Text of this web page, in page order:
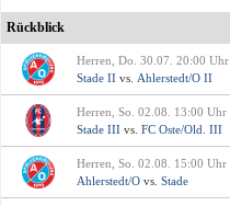
Rückblick
Herren, Do. 30.07. 20:00 Uhr
Stade II vs. Ahlerstedt/O II
Herren, So. 02.08. 13:00 Uhr
Stade III vs. FC Oste/Old. III
Herren, So. 02.08. 15:00 Uhr
Ahlerstedt/O vs. Stade